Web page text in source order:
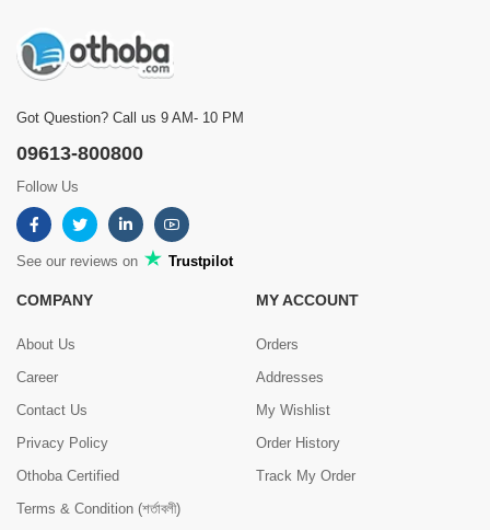
Got Question? Call us 9 AM- 10 PM
09613-800800
Follow Us
See our reviews on Trustpilot
COMPANY
About Us
Career
Contact Us
Privacy Policy
Othoba Certified
Terms & Condition (শর্তাবলী)
MY ACCOUNT
Orders
Addresses
My Wishlist
Order History
Track My Order